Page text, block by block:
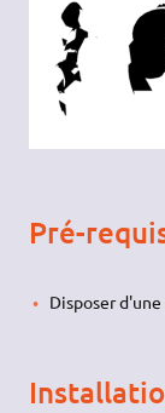
Pré-
Disposer